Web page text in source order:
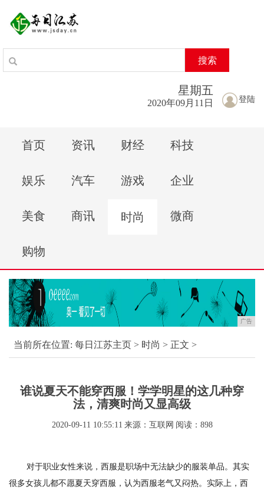
搜索
登陆
星期五
2020年09月11日
首页 资讯 财经 科技
娱乐 汽车 游戏 企业
美食 商讯 时尚 微商
购物
广告
当前所在位置: 每日江苏主页 > 时尚 > 正文 >
谁说夏天不能穿西服！学学明星的这几种穿
法，清爽时尚又显高级
2020-09-11 10:55:11 来源：互联网 阅读：898
对于职业女性来说，西服是职场中无法缺少的服装单品。其实
很多女孩儿都不愿夏天穿西服，认为西服老气又闷热。实际上，西